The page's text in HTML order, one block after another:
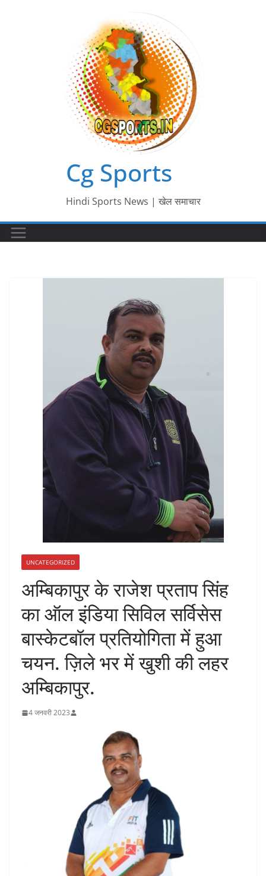
Cg Sports
Hindi Sports News | खेल समाचार
UNCATEGORIZED
अम्बिकापुर के राजेश प्रताप सिंह
का ऑल इंडिया सिविल सर्विसेस
बास्केटबॉल प्रतियोगिता में हुआ
चयन. ज़िले भर में खुशी की लहर
अम्बिकापुर.
4 जनवरी 2023